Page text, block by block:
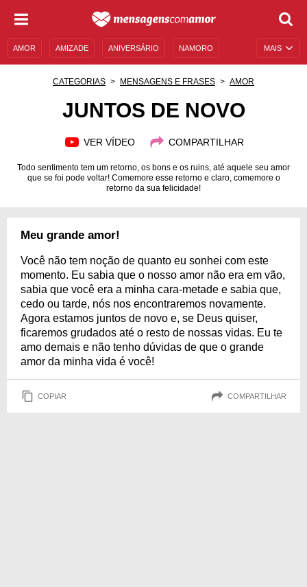
MAIS
AMOR AMIZADE ANIVERSÁRIO NAMORO
CATEGORIAS MENSAGENS E FRASES AMOR
JUNTOS DE NOVO
VER VÍDEO COMPARTILHAR
Todo sentimento tem um retorno, os bons e os ruins, até aquele seu amor
que se foi pode voltar! Comemore esse retorno e claro, comemore o
retorno da sua felicidade!
Meu grande amor!
Você não tem noção de quanto eu sonhei com este
momento. Eu sabia que o nosso amor não era em vão,
sabia que você era a minha cara-metade e sabia que,
cedo ou tarde, nós nos encontraremos novamente.
Agora estamos juntos de novo e, se Deus quiser,
ficaremos grudados até o resto de nossas vidas. Eu te
amo demais e não tenho dúvidas de que o grande
amor da minha vida é você!
COPIAR COMPARTILHAR